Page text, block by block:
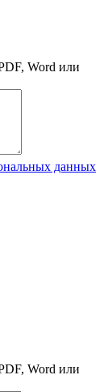
Word или
данных
Word или